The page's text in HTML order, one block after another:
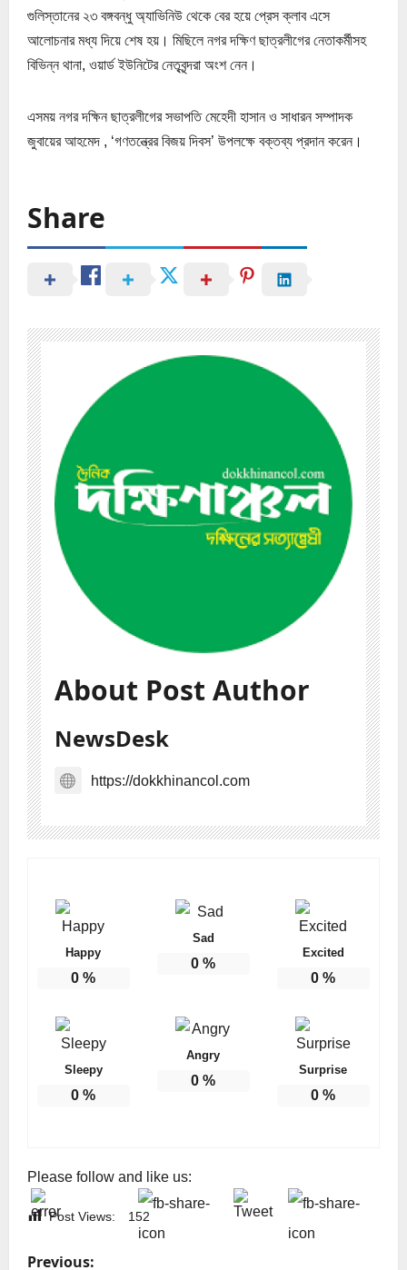
গুলিস্তানের ২৩ বঙ্গবন্ধু অ্যাভিনিউ থেকে বের হয়ে প্রেস ক্লাব এসে
আলোচনার মধ্য দিয়ে শেষ হয়। মিছিলে নগর দক্ষিণ ছাত্রলীগের নেতাকর্মীসহ
বিভিন্ন থানা, ওয়ার্ড ইউনিটের নেতৃবৃন্দরা অংশ নেন।
এসময় নগর দক্ষিন ছাত্রলীগের সভাপতি মেহেদী হাসান ও সাধারন সম্পাদক
জুবায়ের আহমেদ , ‘গণতন্ত্রের বিজয় দিবস’ উপলক্ষে বক্তব্য প্রদান করেন।
Share
About Post Author
NewsDesk
https://dokkhinancol.com
Happy
0 %
Sad
0 %
Excited
0 %
Sleepy
0 %
Angry
0 %
Surprise
0 %
Please follow and like us:
Post Views: 152
P
Previous: